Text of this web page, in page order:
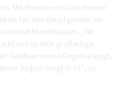
Mit Preisen von Gutscheinen
bis hin zum Hauptgewinn: ein
Münchhausen. „Wir
und so viele großartige
Goldbarren von Degussa zeigt,
Region möglich ist“, so